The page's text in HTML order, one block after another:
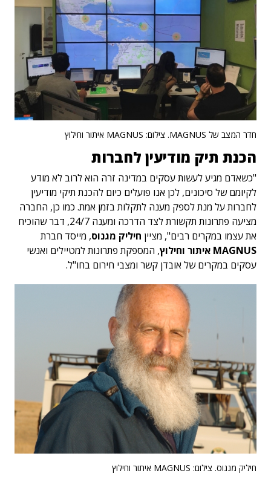
חדר המצב של MAGNUS. צילום: MAGNUS איתור וחילוץ
הכנת תיק מודיעין לחברות
"כשאדם מגיע לעשות עסקים במדינה זרה הוא לרוב לא מודע
לקיומם של סיכונים, לכן אנו פועלים כיום להכנת תיקי מודיעין
לחברות על מנת לספק מענה לתקלות בזמן אמת. כמו כן, החברה
מציעה פתרונות תקשורת לצד הדרכה ומענה 24/7, דבר שהוכיח
את עצמו במקרים רבים", מציין חיליק מגנוס, מייסד חברת
MAGNUS איתור וחילוץ
, המספקת פתרונות למטיילים ואנשי
עסקים במקרים של אובדן קשר ומצבי חירום בחו"ל.
חיליק מנגוס. צילום: MAGNUS איתור וחילוץ